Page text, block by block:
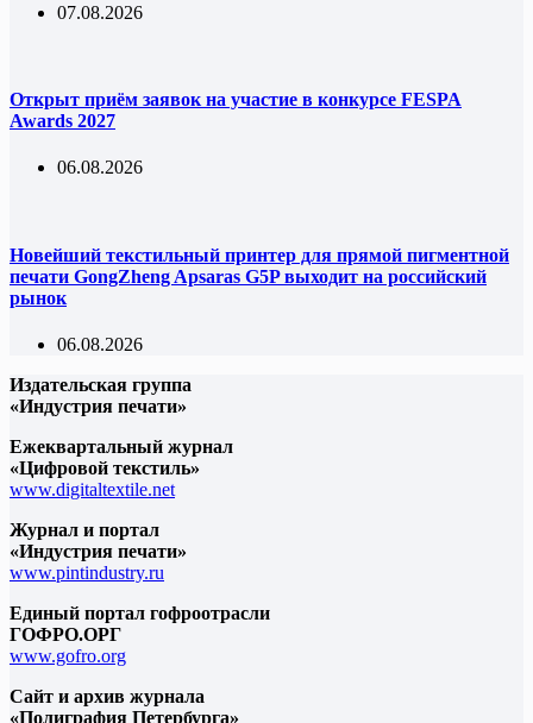
07.08.2026
Открыт приём заявок на участие в конкурсе FESPA
Awards 2027
06.08.2026
Новейший текстильный принтер для прямой пигментной
печати GongZheng Apsaras G5P выходит на российский
рынок
06.08.2026
Издательская группа
«Индустрия печати»
Ежеквартальный журнал
«Цифровой текстиль»
www.digitaltextile.net
Журнал и портал
«Индустрия печати»
www.pintindustry.ru
Единый портал гофроотрасли
ГОФРО.ОРГ
www.gofro.org
Сайт и архив журнала
«Полиграфия Петербурга»